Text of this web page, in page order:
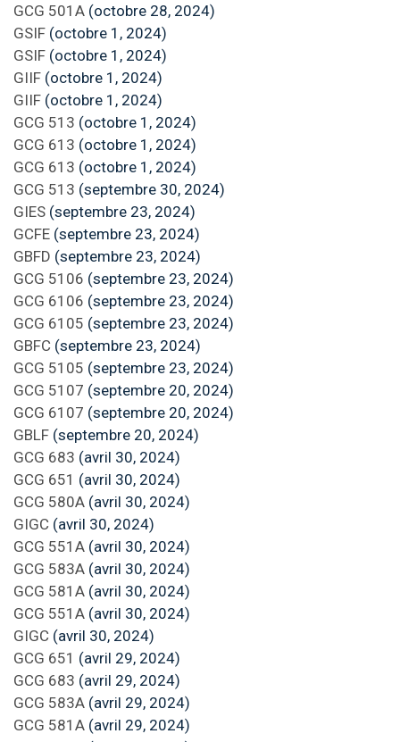
GCG 501A (octobre 28, 2024)
GSIF (octobre 1, 2024)
GSIF (octobre 1, 2024)
GIIF (octobre 1, 2024)
GIIF (octobre 1, 2024)
GCG 513 (octobre 1, 2024)
GCG 613 (octobre 1, 2024)
GCG 613 (octobre 1, 2024)
GCG 513 (septembre 30, 2024)
GIES (septembre 23, 2024)
GCFE (septembre 23, 2024)
GBFD (septembre 23, 2024)
GCG 5106 (septembre 23, 2024)
GCG 6106 (septembre 23, 2024)
GCG 6105 (septembre 23, 2024)
GBFC (septembre 23, 2024)
GCG 5105 (septembre 23, 2024)
GCG 5107 (septembre 20, 2024)
GCG 6107 (septembre 20, 2024)
GBLF (septembre 20, 2024)
GCG 683 (avril 30, 2024)
GCG 651 (avril 30, 2024)
GCG 580A (avril 30, 2024)
GIGC (avril 30, 2024)
GCG 551A (avril 30, 2024)
GCG 583A (avril 30, 2024)
GCG 581A (avril 30, 2024)
GCG 551A (avril 30, 2024)
GIGC (avril 30, 2024)
GCG 651 (avril 29, 2024)
GCG 683 (avril 29, 2024)
GCG 583A (avril 29, 2024)
GCG 581A (avril 29, 2024)